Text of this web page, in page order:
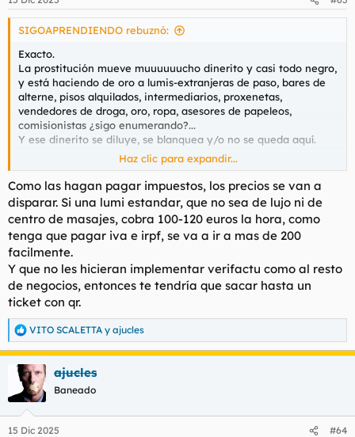
e
s
SIGOAPRENDIENDO rebuznó:
Exacto.
La prostitución mueve muuuuuucho dinerito y casi todo negro,
y está haciendo de oro a lumis-extranjeras de paso, bares de
alterne, pisos alquilados, intermediarios, proxenetas,
vendedores de droga, oro, ropa, asesores de papeleos,
comisionistas ¿sigo enumerando?...
Y ese dinerito se diluye, se blanquea y/o no se queda aquí.
Coño que paguen impuestos TODOS, como yo pago por
trabajar.
Haz clic para expandir...
Como las hagan pagar impuestos, los precios se van a
disparar. Si una lumi estandar, que no sea de lujo ni de
centro de masajes, cobra 100-120 euros la hora, como
tenga que pagar iva e irpf, se va a ir a mas de 200
facilmente.
Y que no les hicieran implementar verifactu como al resto
de negocios, entonces te tendría que sacar hasta un
ticket con qr.
R
e
a
c
i
VITO SCALETTA y ajucles
ajucles
Baneado
15 Dic 2025 #64